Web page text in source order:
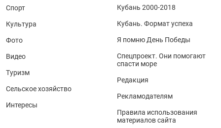
Спорт
Культура
Фото
Видео
Туризм
Сельское хозяйство
Интересы
Кубань 2000-2018
Кубань. Формат успеха
Я помню День Победы
Спецпроект. Они помогают
спасти море
Редакция
Рекламодателям
Правила использования
материалов сайта